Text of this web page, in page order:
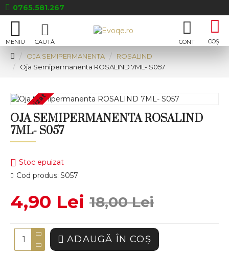
0765.581.267
OJA SEMIPERMANENTA
ROSALIND
Oja Semipermanenta ROSALIND 7ML- S057
Stoc epuizat
OJA SEMIPERMANENTA ROSALIND
7ML- S057
Stoc epuizat
Cod produs: S057
4,90 Lei 18,00 Lei
ADAUGĂ ÎN COŞ